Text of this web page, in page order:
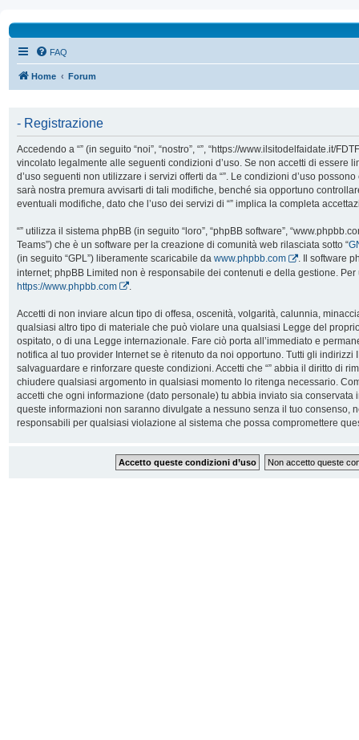
FAQ
Home Forum
- Registrazione
Accedendo a “” (in seguito “noi”, “nostro”, “”, “https://www.ilsitodelfaidate.it/
vincolato legalmente alle seguenti condizioni d’uso. Se non accetti di essere
d’uso seguenti non utilizzare i servizi offerti da “”. Le condizioni d’uso
sarà nostra premura avvisarti di tali modifiche, benché sia opportuno
eventuali modifiche, dato che l’uso dei servizi di “” implica la completa
“” utilizza il sistema phpBB (in seguito “loro”, “phpBB software”,
Teams”) che è un software per la creazione di comunità web rilasciata sotto “
(in seguito “GPL”) liberamente scaricabile da www.phpbb.com
. Il software
internet; phpBB Limited non è responsabile dei contenuti e della gestione.
https://www.phpbb.com
Accetti di non inviare alcun tipo di offesa, oscenità, volgarità, calunnia,
qualsiasi altro tipo di materiale che può violare una qualsiasi Legge del
ospitato, o di una Legge internazionale. Fare ciò porta all’immediato e
notifica al tuo provider Internet se è ritenuto da noi opportuno. Tutti gli indirizzi
salvaguardare e rinforzare queste condizioni. Accetti che “” abbia il diritto di
chiudere qualsiasi argomento in qualsiasi momento lo ritenga necessario.
accetti che ogni informazione (dato personale) tu abbia inviato sia conservata
queste informazioni non saranno divulgate a nessuno senza il tuo consenso,
responsabili per qualsiasi violazione al sistema che possa compromettere